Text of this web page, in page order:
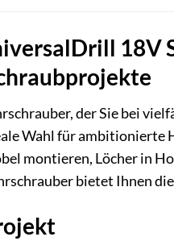
18V
der Sie bei
Wahl für ambitionierte
montieren, Löcher in
bietet Ihnen